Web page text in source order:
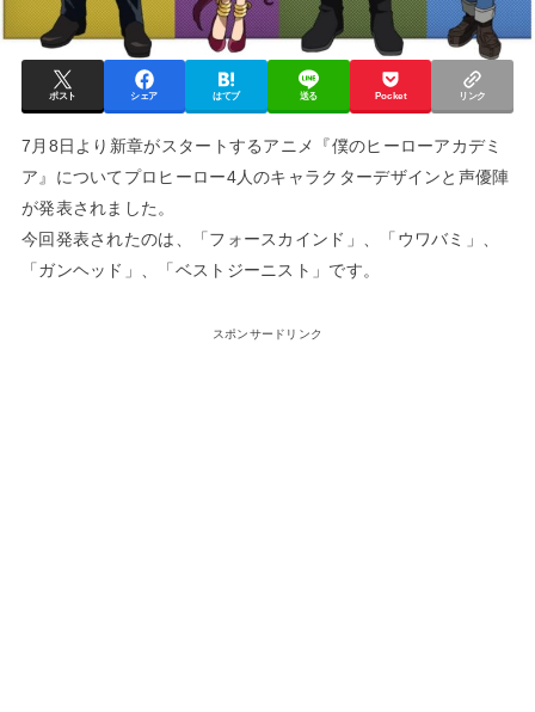
ポスト シェア はてブ 送る Pocket リンク
7月8日より新章がスタートするアニメ『僕のヒーローアカデミ
ア』についてプロヒーロー4人のキャラクターデザインと声優陣
が発表されました。
今回発表されたのは、「フォースカインド」、「ウワバミ」、
「ガンヘッド」、「ベストジーニスト」です。
スポンサードリンク